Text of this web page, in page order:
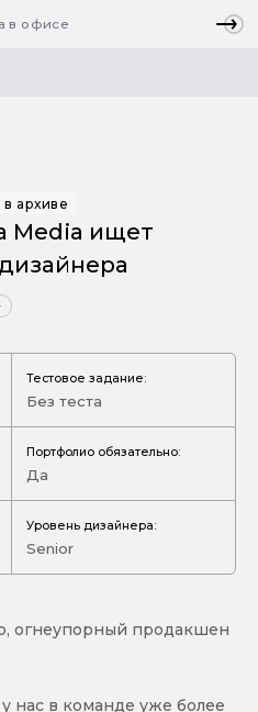
в офисе
архиве
Media ищет
Тестовое задание:
Без теста
Портфолио обязательно:
Да
Уровень дизайнера:
Senior
огнеупорный продакшен
нас в команде уже более